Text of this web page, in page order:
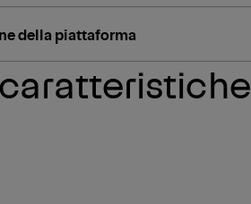
della piattaforma